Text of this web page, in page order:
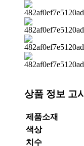
상품 정보 고시
제품소재
색상
치수